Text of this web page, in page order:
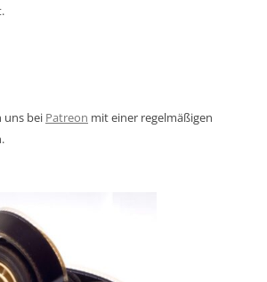
uns bei Patreon mit einer regelmäßigen